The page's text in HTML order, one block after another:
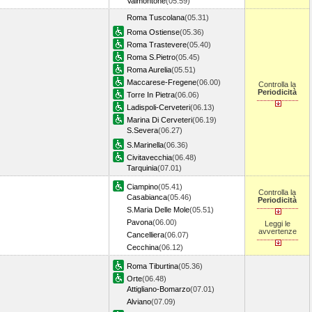
Roma Tuscolana(05.31)
Roma Ostiense(05.36)
Roma Trastevere(05.40)
Roma S.Pietro(05.45)
Roma Aurelia(05.51)
Maccarese-Fregene(06.00)
Torre In Pietra(06.06)
Ladispoli-Cerveteri(06.13)
Marina Di Cerveteri(06.19)
S.Severa(06.27)
S.Marinella(06.36)
Civitavecchia(06.48)
Tarquinia(07.01)
Controlla la
Periodicità
Ciampino(05.41)
Casabianca(05.46)
S.Maria Delle Mole(05.51)
Pavona(06.00)
Cancelliera(06.07)
Cecchina(06.12)
Controlla la
Periodicità
Leggi le
avvertenze
Roma Tiburtina(05.36)
Orte(06.48)
Attigliano-Bomarzo(07.01)
Alviano(07.09)